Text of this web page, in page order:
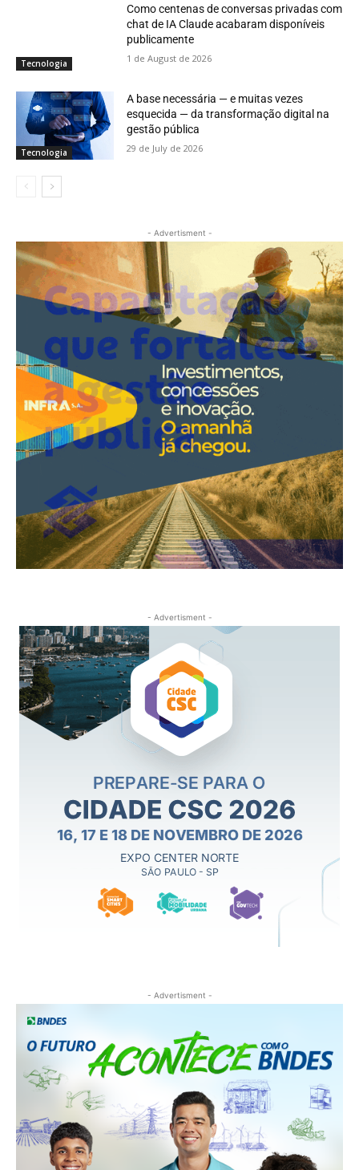
Tecnologia
Como centenas de conversas privadas com
chat de IA Claude acabaram disponíveis
publicamente
1 de August de 2026
Tecnologia
A base necessária — e muitas vezes
esquecida — da transformação digital na
gestão pública
29 de July de 2026
- Advertisment -
- Advertisment -
- Advertisment -